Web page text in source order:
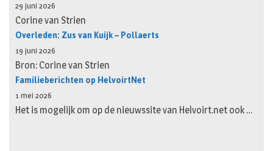
29 juni 2026
Corine van Strien
Overleden: Zus van Kuijk – Pollaerts
19 juni 2026
Bron: Corine van Strien
Familieberichten op HelvoirtNet
1 mei 2026
Het is mogelijk om op de nieuwssite van Helvoirt.net ook …